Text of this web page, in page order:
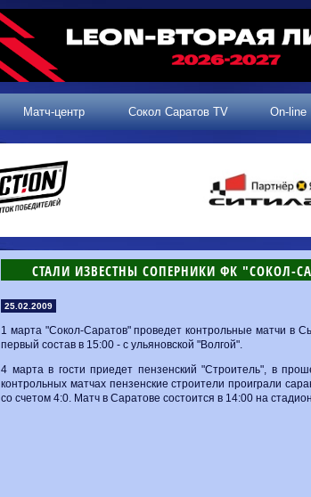
Матч-центр Сокол Саратов TV On-line
СТАЛИ ИЗВЕСТНЫ СОПЕРНИКИ ФК "СОКОЛ-
25.02.2009
1 марта "Сокол-Саратов" проведет контрольные матчи в
первый состав в 15:00 - с ульяновской "Волгой".
4 марта в гости приедет пензенский "Строитель", в
контрольных матчах пензенские строители проиграли
со счетом 4:0. Матч в Саратове состоится в 14:00 на